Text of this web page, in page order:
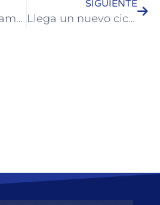
Se repuso nuevamente tablero de básquet que fue dañado en el Parque Quirós
SIGUIENTE
Llega un nuevo ciclo de “Música a la Carta” en La Casona